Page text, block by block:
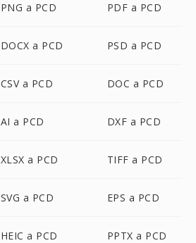
PNG a PCD PDF a PCD
DOCX a PCD PSD a PCD
CSV a PCD DOC a PCD
AI a PCD DXF a PCD
XLSX a PCD TIFF a PCD
SVG a PCD EPS a PCD
HEIC a PCD PPTX a PCD